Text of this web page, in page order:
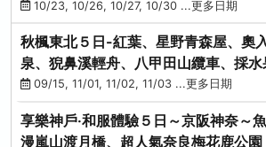
溪、松島海灣遊船
10/23, 10/26, 10/27, 10/30 ...更多日期
秋楓東北５日-紅葉、星野青森屋、奧
泉、猊鼻溪輕舟、八甲田山纜車、採水
式料理(不進免稅店)
09/15, 11/01, 11/02, 11/03 ...更多日期
享樂神戶‧和服體驗５日～京阪神奈～
漫嵐山渡月橋、超人氣奈良梅花鹿公園